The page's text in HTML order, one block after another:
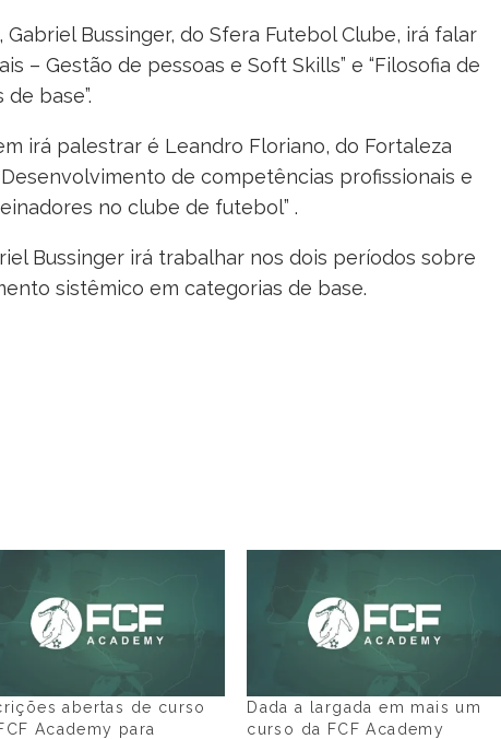
Bussinger, do Sfera Futebol Clube, irá falar
– Gestão de pessoas e Soft Skills” e “Filosofia de
base”.
irá palestrar é Leandro Floriano, do Fortaleza
de competências profissionais e
no clube de futebol” .
Bussinger irá trabalhar nos dois períodos sobre
sistêmico em categorias de base.
abertas de curso
Academy para
Dada a largada em mais um
curso da FCF Academy